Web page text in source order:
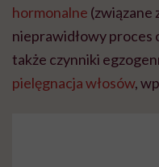
hormonalne (związane
nieprawidłowy proces
także czynniki
pielęgnacja włosów,